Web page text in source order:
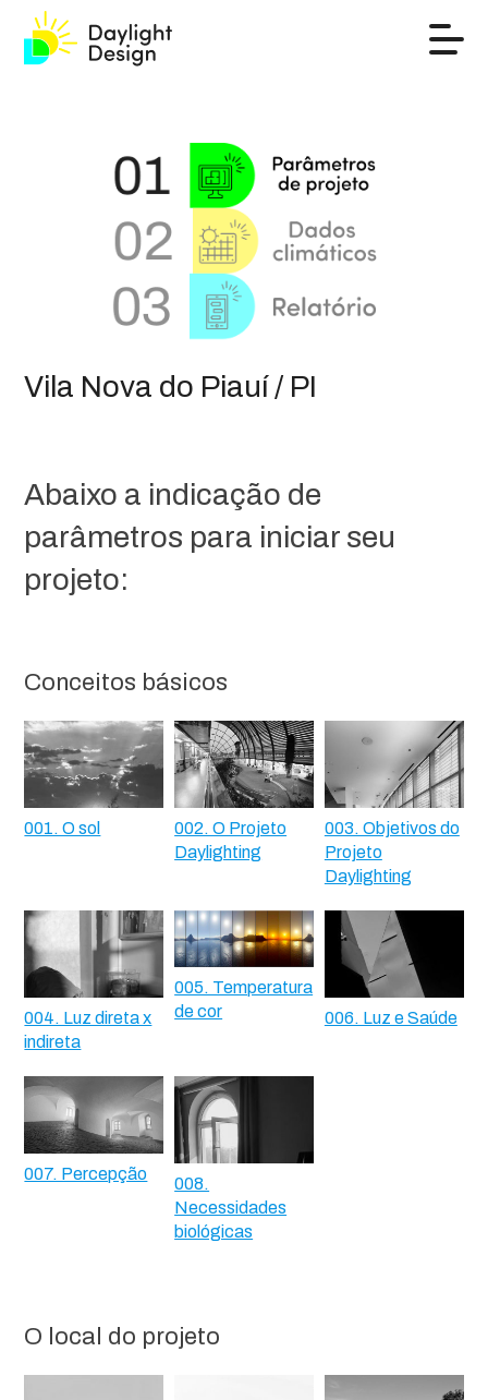
Vila Nova do Piauí / PI
Abaixo a indicação de
parâmetros para iniciar seu
projeto:
Conceitos básicos
001. O sol
002. O Projeto
Daylighting
003. Objetivos do
Projeto
Daylighting
004. Luz direta x
indireta
005. Temperatura
de cor
006. Luz e Saúde
007. Percepção
008.
Necessidades
biológicas
O local do projeto